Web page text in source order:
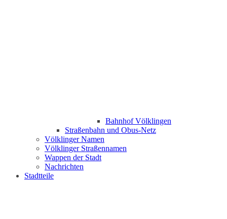
Bahnhof Völklingen
Straßenbahn und Obus-Netz
Völklinger Namen
Völklinger Straßennamen
Wappen der Stadt
Nachrichten
Stadtteile